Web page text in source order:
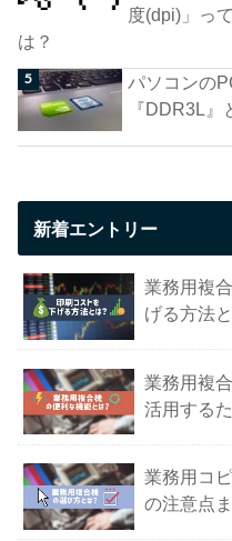
度(dpi)」っ
は？
パソコンの
『DDR3L』
新着エントリー
業務用複
げる方法
業務用複
活用する
業務用コ
の注意点